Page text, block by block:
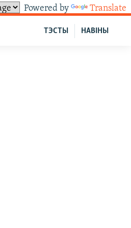
Powered by Translate
НАВІНЫ
ТЭСТЫ